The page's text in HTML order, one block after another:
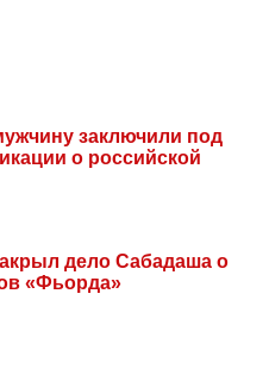
заключили под
о российской
дело Сабадаша о
«Фьорда»